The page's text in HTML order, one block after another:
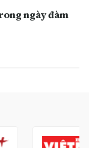
ngày đàm